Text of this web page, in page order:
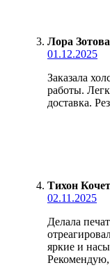
Лора Зотова
01.12.2025
Заказала
работы.
доставка.
Тихон
02.11.2025
Делала
яркие и
Рекомендую,